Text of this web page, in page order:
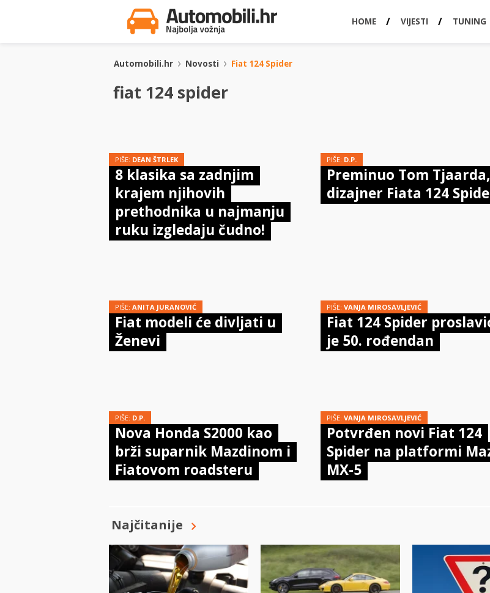
HOME VIJESTI TUNING
Automobili.hr Novosti Fiat 124 Spider
fiat 124 spider
PIŠE: DEAN ŠTRLEK
8 klasika sa zadnjim
krajem njihovih
prethodnika u najmanju
ruku izgledaju čudno!
PIŠE: D.P.
Preminuo Tom Tjaarda,
dizajner Fiata 124
PIŠE: ANITA JURANOVIĆ
Fiat modeli će divljati u
Ženevi
PIŠE: VANJA MIROSAVLJEVIĆ
Fiat 124 Spider
je 50. rođendan
PIŠE: D.P.
Nova Honda S2000 kao
brži suparnik Mazdinom i
Fiatovom roadsteru
PIŠE: VANJA MIROSAVLJEVIĆ
Potvrđen novi Fiat 124
Spider na platformi
MX-5
Najčitanije